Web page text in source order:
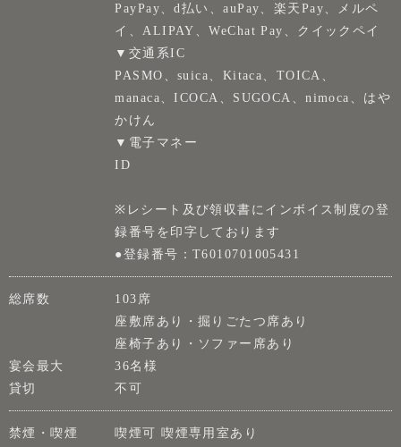
PayPay、d払い、auPay、楽天Pay、メルペ
イ、ALIPAY、WeChat Pay、クイックペイ
▼交通系IC
PASMO、suica、Kitaca、TOICA、
manaca、ICOCA、SUGOCA、nimoca、はや
かけん
▼電子マネー
ID
※レシート及び領収書にインボイス制度の登
録番号を印字しております
●登録番号：T6010701005431
総席数
103席
座敷席あり・掘りごたつ席あり
座椅子あり・ソファー席あり
宴会最大
36名様
貸切
不可
禁煙・喫煙
喫煙可 喫煙専用室あり